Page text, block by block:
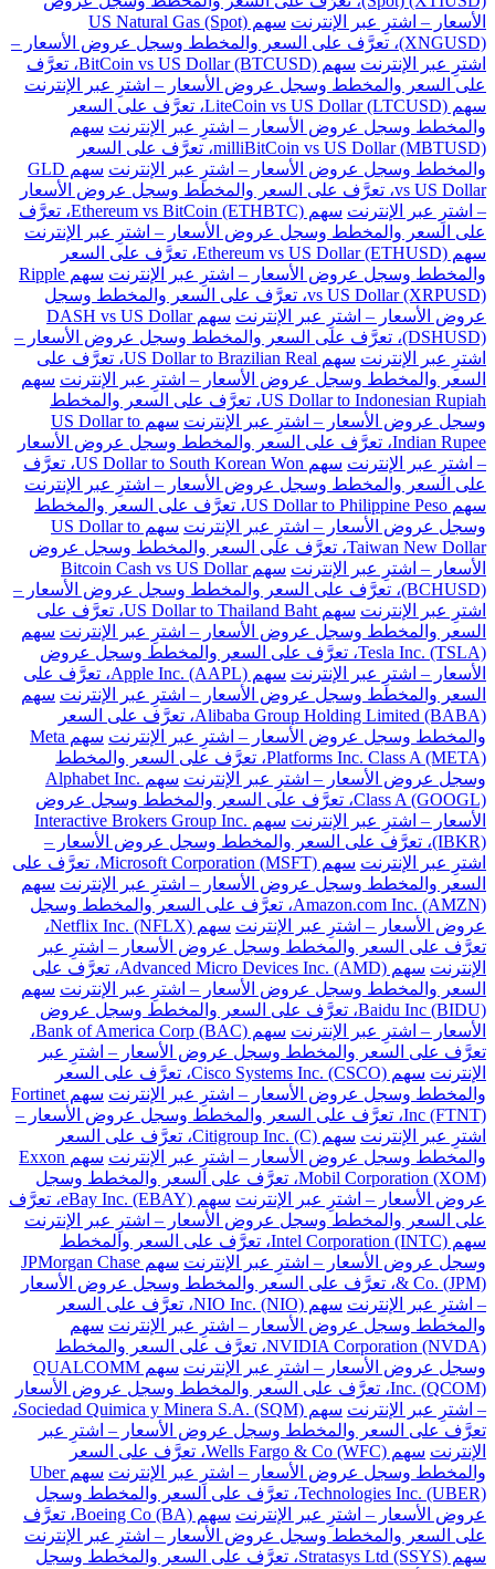
الأسعار – اشترِ عبر الإنترنت
سهم US Natural Gas (Spot)
(XNGUSD)، تعرَّف على السعر والمخطط وسجل عروض الأسعار –
اشترِ عبر الإنترنت
سهم BitCoin vs US Dollar (BTCUSD)، تعرَّف
على السعر والمخطط وسجل عروض الأسعار – اشترِ عبر الإنترنت
سهم LiteCoin vs US Dollar (LTCUSD)، تعرَّف على السعر
والمخطط وسجل عروض الأسعار – اشترِ عبر الإنترنت سهم
milliBitCoin vs US Dollar (MBTUSD)، تعرَّف على السعر
والمخطط وسجل عروض الأسعار – اشترِ عبر الإنترنت
سهم GLD
vs US Dollar، تعرَّف على السعر والمخطط وسجل عروض الأسعار
– اشترِ عبر الإنترنت
سهم Ethereum vs BitCoin (ETHBTC)، تعرَّف
على السعر والمخطط وسجل عروض الأسعار – اشترِ عبر الإنترنت
سهم Ethereum vs US Dollar (ETHUSD)، تعرَّف على السعر
والمخطط وسجل عروض الأسعار – اشترِ عبر الإنترنت
سهم Ripple
vs US Dollar (XRPUSD)، تعرَّف على السعر والمخطط وسجل
عروض الأسعار – اشترِ عبر الإنترنت
سهم DASH vs US Dollar
(DSHUSD)، تعرَّف على السعر والمخطط وسجل عروض الأسعار –
اشترِ عبر الإنترنت
سهم US Dollar to Brazilian Real، تعرَّف على
السعر والمخطط وسجل عروض الأسعار – اشترِ عبر الإنترنت سهم
US Dollar to Indonesian Rupiah، تعرَّف على السعر والمخطط
وسجل عروض الأسعار – اشترِ عبر الإنترنت
سهم US Dollar to
Indian Rupee، تعرَّف على السعر والمخطط وسجل عروض الأسعار
– اشترِ عبر الإنترنت
سهم US Dollar to South Korean Won، تعرَّف
على السعر والمخطط وسجل عروض الأسعار – اشترِ عبر الإنترنت
سهم US Dollar to Philippine Peso، تعرَّف على السعر والمخطط
وسجل عروض الأسعار – اشترِ عبر الإنترنت
سهم US Dollar to
Taiwan New Dollar، تعرَّف على السعر والمخطط وسجل عروض
الأسعار – اشترِ عبر الإنترنت
سهم Bitcoin Cash vs US Dollar
(BCHUSD)، تعرَّف على السعر والمخطط وسجل عروض الأسعار –
اشترِ عبر الإنترنت
سهم US Dollar to Thailand Baht، تعرَّف على
السعر والمخطط وسجل عروض الأسعار – اشترِ عبر الإنترنت سهم
Tesla Inc. (TSLA)، تعرَّف على السعر والمخطط وسجل عروض
الأسعار – اشترِ عبر الإنترنت
سهم Apple Inc. (AAPL)، تعرَّف على
السعر والمخطط وسجل عروض الأسعار – اشترِ عبر الإنترنت سهم
Alibaba Group Holding Limited (BABA)، تعرَّف على السعر
والمخطط وسجل عروض الأسعار – اشترِ عبر الإنترنت
سهم Meta
Platforms Inc. Class A (META)، تعرَّف على السعر والمخطط
وسجل عروض الأسعار – اشترِ عبر الإنترنت
سهم Alphabet Inc.
Class A (GOOGL)، تعرَّف على السعر والمخطط وسجل عروض
الأسعار – اشترِ عبر الإنترنت
سهم Interactive Brokers Group Inc.
(IBKR)، تعرَّف على السعر والمخطط وسجل عروض الأسعار –
اشترِ عبر الإنترنت
سهم Microsoft Corporation (MSFT)، تعرَّف على
السعر والمخطط وسجل عروض الأسعار – اشترِ عبر الإنترنت سهم
Amazon.com Inc. (AMZN)، تعرَّف على السعر والمخطط وسجل
عروض الأسعار – اشترِ عبر الإنترنت
سهم Netflix Inc. (NFLX)،
تعرَّف على السعر والمخطط وسجل عروض الأسعار – اشترِ عبر
الإنترنت
سهم Advanced Micro Devices Inc. (AMD)، تعرَّف على
السعر والمخطط وسجل عروض الأسعار – اشترِ عبر الإنترنت سهم
Baidu Inc (BIDU)، تعرَّف على السعر والمخطط وسجل عروض
الأسعار – اشترِ عبر الإنترنت
سهم Bank of America Corp (BAC)،
تعرَّف على السعر والمخطط وسجل عروض الأسعار – اشترِ عبر
الإنترنت
سهم Cisco Systems Inc. (CSCO)، تعرَّف على السعر
والمخطط وسجل عروض الأسعار – اشترِ عبر الإنترنت
سهم Fortinet
Inc (FTNT)، تعرَّف على السعر والمخطط وسجل عروض الأسعار –
اشترِ عبر الإنترنت
سهم Citigroup Inc. (C)، تعرَّف على السعر
والمخطط وسجل عروض الأسعار – اشترِ عبر الإنترنت
سهم Exxon
Mobil Corporation (XOM)، تعرَّف على السعر والمخطط وسجل
عروض الأسعار – اشترِ عبر الإنترنت
سهم eBay Inc. (EBAY)، تعرَّف
على السعر والمخطط وسجل عروض الأسعار – اشترِ عبر الإنترنت
سهم Intel Corporation (INTC)، تعرَّف على السعر والمخطط
وسجل عروض الأسعار – اشترِ عبر الإنترنت
سهم JPMorgan Chase
& Co. (JPM)، تعرَّف على السعر والمخطط وسجل عروض الأسعار
– اشترِ عبر الإنترنت
سهم NIO Inc. (NIO)، تعرَّف على السعر
والمخطط وسجل عروض الأسعار – اشترِ عبر الإنترنت سهم
NVIDIA Corporation (NVDA)، تعرَّف على السعر والمخطط
وسجل عروض الأسعار – اشترِ عبر الإنترنت
سهم QUALCOMM
Inc. (QCOM)، تعرَّف على السعر والمخطط وسجل عروض الأسعار
– اشترِ عبر الإنترنت
سهم Sociedad Quimica y Minera S.A. (SQM)،
تعرَّف على السعر والمخطط وسجل عروض الأسعار – اشترِ عبر
الإنترنت
سهم Wells Fargo & Co (WFC)، تعرَّف على السعر
والمخطط وسجل عروض الأسعار – اشترِ عبر الإنترنت
سهم Uber
Technologies Inc. (UBER)، تعرَّف على السعر والمخطط وسجل
عروض الأسعار – اشترِ عبر الإنترنت
سهم Boeing Co (BA)، تعرَّف
على السعر والمخطط وسجل عروض الأسعار – اشترِ عبر الإنترنت
سهم Stratasys Ltd (SSYS)، تعرَّف على السعر والمخطط وسجل